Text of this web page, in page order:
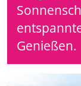
Genießen.